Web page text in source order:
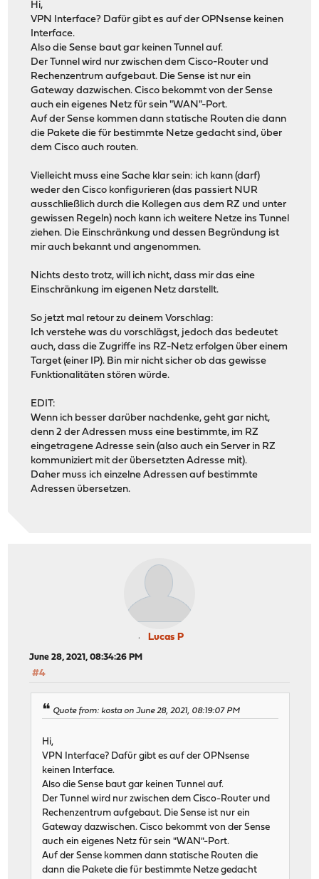
Hi,
VPN Interface? Dafür gibt es auf der OPNsense keinen
Interface.
Also die Sense baut gar keinen Tunnel auf.
Der Tunnel wird nur zwischen dem Cisco-Router und
Rechenzentrum aufgebaut. Die Sense ist nur ein
Gateway dazwischen. Cisco bekommt von der Sense
auch ein eigenes Netz für sein "WAN"-Port.
Auf der Sense kommen dann statische Routen die dann
die Pakete die für bestimmte Netze gedacht sind, über
dem Cisco auch routen.
Vielleicht muss eine Sache klar sein: ich kann (darf)
weder den Cisco konfigurieren (das passiert NUR
ausschließlich durch die Kollegen aus dem RZ und unter
gewissen Regeln) noch kann ich weitere Netze ins Tunnel
ziehen. Die Einschränkung und dessen Begründung ist
mir auch bekannt und angenommen.
Nichts desto trotz, will ich nicht, dass mir das eine
Einschränkung im eigenen Netz darstellt.
So jetzt mal retour zu deinem Vorschlag:
Ich verstehe was du vorschlägst, jedoch das bedeutet
auch, dass die Zugriffe ins RZ-Netz erfolgen über einem
Target (einer IP). Bin mir nicht sicher ob das gewisse
Funktionalitäten stören würde.
EDIT:
Wenn ich besser darüber nachdenke, geht gar nicht,
denn 2 der Adressen muss eine bestimmte, im RZ
eingetragene Adresse sein (also auch ein Server in RZ
kommuniziert mit der übersetzten Adresse mit).
Daher muss ich einzelne Adressen auf bestimmte
Adressen übersetzen.
Lucas P
June 28, 2021, 08:34:26 PM
#4
Quote from: kosta on June 28, 2021, 08:19:07 PM
Hi,
VPN Interface? Dafür gibt es auf der OPNsense
keinen Interface.
Also die Sense baut gar keinen Tunnel auf.
Der Tunnel wird nur zwischen dem Cisco-Router und
Rechenzentrum aufgebaut. Die Sense ist nur ein
Gateway dazwischen. Cisco bekommt von der Sense
auch ein eigenes Netz für sein "WAN"-Port.
Auf der Sense kommen dann statische Routen die
dann die Pakete die für bestimmte Netze gedacht